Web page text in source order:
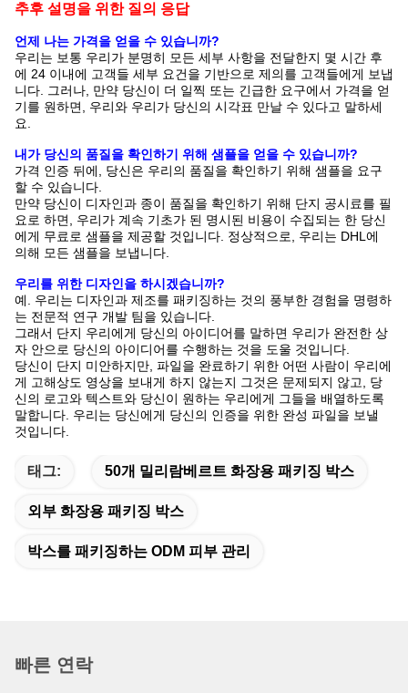
추후 설명을 위한 질의 응답
언제 나는 가격을 얻을 수 있습니까?
우리는 보통 우리가 분명히 모든 세부 사항을 전달한지 몇 시간 후
에 24 이내에 고객들 세부 요건을 기반으로 제의를 고객들에게 보냅
니다. 그러나, 만약 당신이 더 일찍 또는 긴급한 요구에서 가격을 얻
기를 원하면, 우리와 우리가 당신의 시각표 만날 수 있다고 말하세
요.
내가 당신의 품질을 확인하기 위해 샘플을 얻을 수 있습니까?
가격 인증 뒤에, 당신은 우리의 품질을 확인하기 위해 샘플을 요구
할 수 있습니다.
만약 당신이 디자인과 종이 품질을 확인하기 위해 단지 공시료를 필
요로 하면, 우리가 계속 기초가 된 명시된 비용이 수집되는 한 당신
에게 무료로 샘플을 제공할 것입니다. 정상적으로, 우리는 DHL에
의해 모든 샘플을 보냅니다.
우리를 위한 디자인을 하시겠습니까?
예. 우리는 디자인과 제조를 패키징하는 것의 풍부한 경험을 명령하
는 전문적 연구 개발 팀을 있습니다.
그래서 단지 우리에게 당신의 아이디어를 말하면 우리가 완전한 상
자 안으로 당신의 아이디어를 수행하는 것을 도울 것입니다.
당신이 단지 미안하지만, 파일을 완료하기 위한 어떤 사람이 우리에
게 고해상도 영상을 보내게 하지 않는지 그것은 문제되지 않고, 당
신의 로고와 텍스트와 당신이 원하는 우리에게 그들을 배열하도록
말합니다. 우리는 당신에게 당신의 인증을 위한 완성 파일을 보낼
것입니다.
태그: 50개 밀리람베르트 화장용 패키징 박스
외부 화장용 패키징 박스
박스를 패키징하는 ODM 피부 관리
빠른 연락